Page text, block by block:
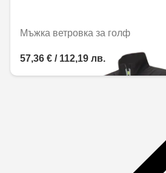
Мъжка ветровка за голф
57,36 € / 112,19 лв.